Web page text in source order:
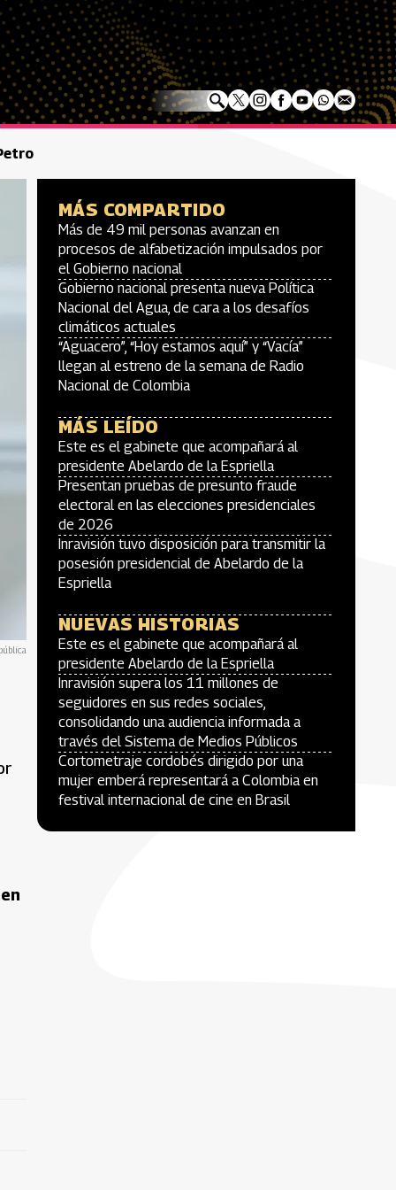
MÁS COMPARTIDO
Más de 49 mil personas avanzan en
procesos de alfabetización impulsados por
el Gobierno nacional
Gobierno nacional presenta nueva Política
Nacional del Agua, de cara a los desafíos
climáticos actuales
“Aguacero”, “Hoy estamos aquí” y “Vacía”
llegan al estreno de la semana de Radio
Nacional de Colombia
MÁS LEÍDO
Este es el gabinete que acompañará al
presidente Abelardo de la Espriella
Presentan pruebas de presunto fraude
electoral en las elecciones presidenciales
de 2026
Inravisión tuvo disposición para transmitir la
posesión presidencial de Abelardo de la
Espriella
NUEVAS HISTORIAS
Este es el gabinete que acompañará al
presidente Abelardo de la Espriella
Inravisión supera los 11 millones de
seguidores en sus redes sociales,
consolidando una audiencia informada a
través del Sistema de Medios Públicos
Cortometraje cordobés dirigido por una
mujer emberá representará a Colombia en
festival internacional de cine en Brasil